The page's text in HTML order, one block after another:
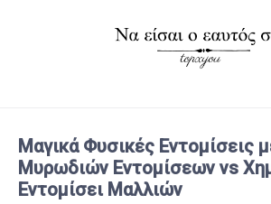
Μαγικά Φυσικές Εντομίσεις
Μυρωδιών Εντομίσεων vs
Εντομίσει Μαλλιών